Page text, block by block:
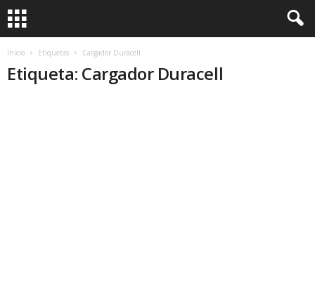
Inicio Etiquetas Cargador Duracell
Etiqueta: Cargador Duracell